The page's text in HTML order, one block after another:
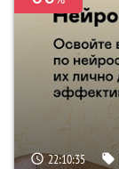
22:10:34